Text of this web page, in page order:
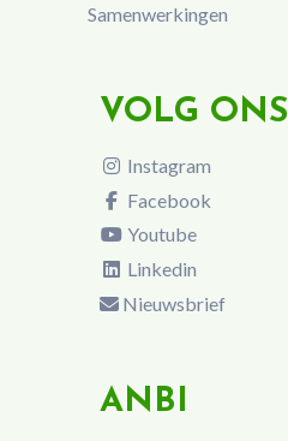
Samenwerkingen
VOLG ONS
Instagram
Facebook
Youtube
Linkedin
Nieuwsbrief
ANBI